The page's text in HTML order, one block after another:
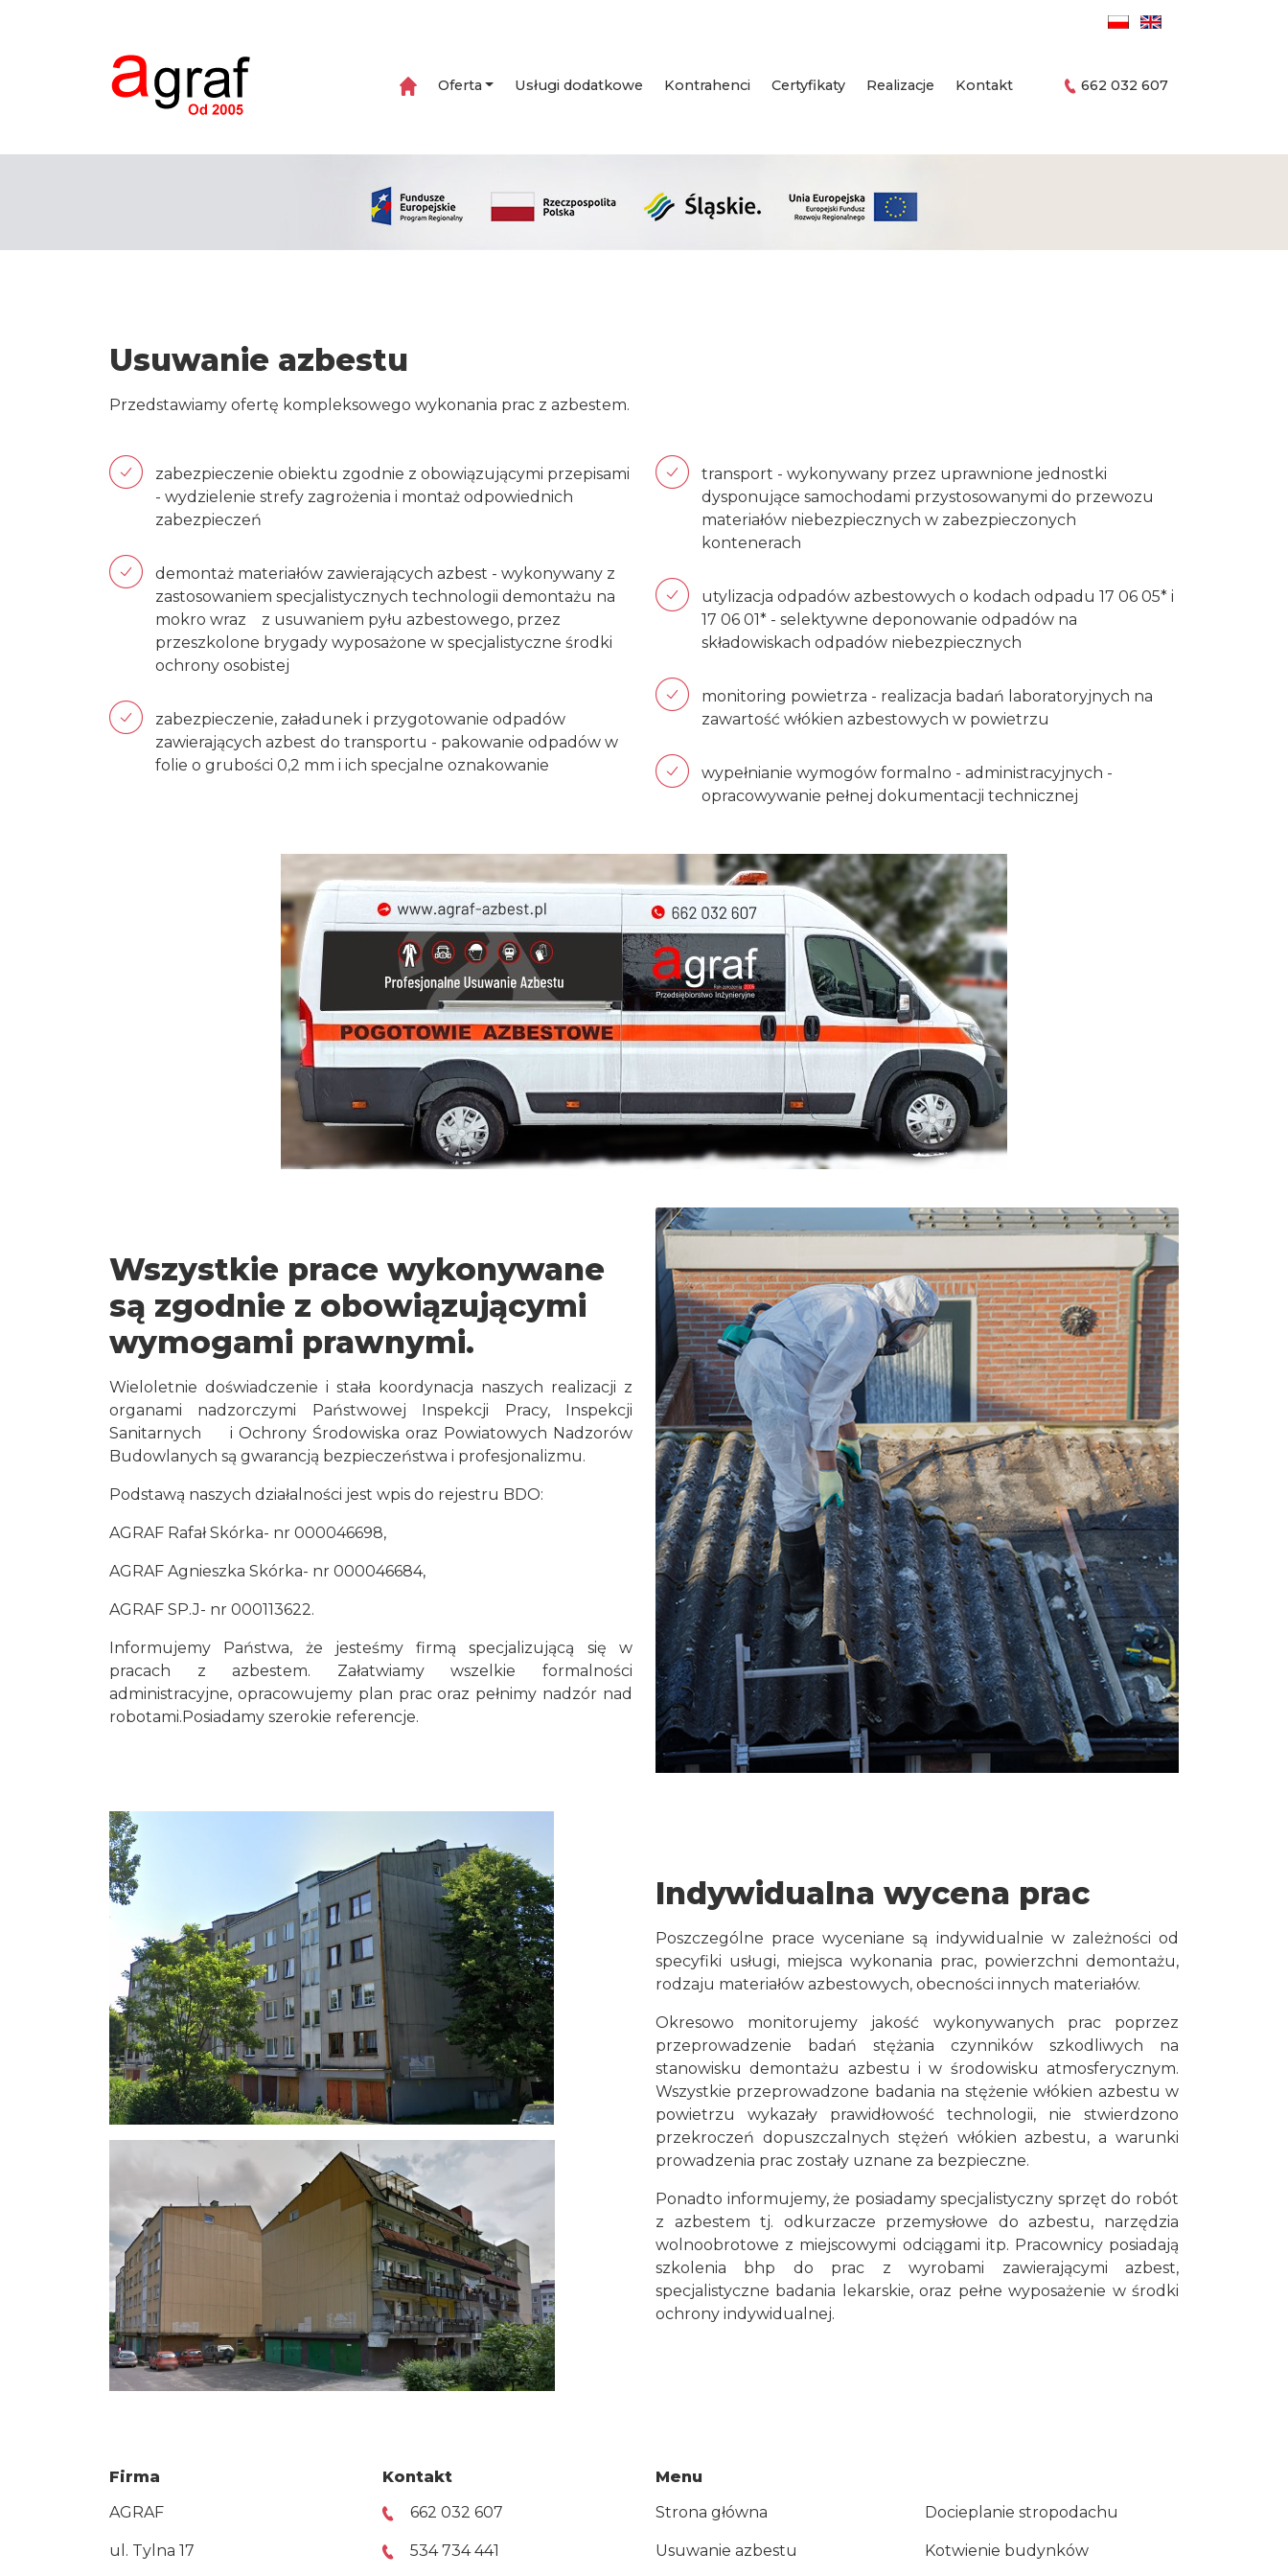
Oferta Usługi dodatkowe Kontrahenci Certyfikaty Realizacje Kontakt 662 032 607
Usuwanie azbestu
Przedstawiamy ofertę kompleksowego wykonania prac z azbestem.
zabezpieczenie obiektu zgodnie z obowiązującymi przepisami
- wydzielenie strefy zagrożenia i montaż odpowiednich
zabezpieczeń
demontaż materiałów zawierających azbest - wykonywany z
zastosowaniem specjalistycznych technologii demontażu na
mokro wraz z usuwaniem pyłu azbestowego, przez
przeszkolone brygady wyposażone w specjalistyczne środki
ochrony osobistej
zabezpieczenie, załadunek i przygotowanie odpadów
zawierających azbest do transportu - pakowanie odpadów w
folie o grubości 0,2 mm i ich specjalne oznakowanie
transport - wykonywany przez uprawnione jednostki
dysponujące samochodami przystosowanymi do przewozu
materiałów niebezpiecznych w zabezpieczonych
kontenerach
utylizacja odpadów azbestowych o kodach odpadu 17 06 05* i
17 06 01* - selektywne deponowanie odpadów na
składowiskach odpadów niebezpiecznych
monitoring powietrza - realizacja badań laboratoryjnych na
zawartość włókien azbestowych w powietrzu
wypełnianie wymogów formalno - administracyjnych -
opracowywanie pełnej dokumentacji technicznej
Wszystkie prace wykonywane
są zgodnie z obowiązującymi
wymogami prawnymi.
Wieloletnie doświadczenie i stała koordynacja naszych realizacji z
organami nadzorczymi Państwowej Inspekcji Pracy, Inspekcji
Sanitarnych i Ochrony Środowiska oraz Powiatowych Nadzorów
Budowlanych są gwarancją bezpieczeństwa i profesjonalizmu.
Podstawą naszych działalności jest wpis do rejestru BDO:
AGRAF Rafał Skórka- nr 000046698,
AGRAF Agnieszka Skórka- nr 000046684,
AGRAF SP.J- nr 000113622.
Informujemy Państwa, że jesteśmy firmą specjalizującą się w
pracach z azbestem. Załatwiamy wszelkie formalności
administracyjne, opracowujemy plan prac oraz pełnimy nadzór nad
robotami.Posiadamy szerokie referencje.
Indywidualna wycena prac
Poszczególne prace wyceniane są indywidualnie w zależności od
specyfiki usługi, miejsca wykonania prac, powierzchni demontażu,
rodzaju materiałów azbestowych, obecności innych materiałów.
Okresowo monitorujemy jakość wykonywanych prac poprzez
przeprowadzenie badań stężania czynników szkodliwych na
stanowisku demontażu azbestu i w środowisku atmosferycznym.
Wszystkie przeprowadzone badania na stężenie włókien azbestu w
powietrzu wykazały prawidłowość technologii, nie stwierdzono
przekroczeń dopuszczalnych stężeń włókien azbestu, a warunki
prowadzenia prac zostały uznane za bezpieczne.
Ponadto informujemy, że posiadamy specjalistyczny sprzęt do robót
z azbestem tj. odkurzacze przemysłowe do azbestu, narzędzia
wolnoobrotowe z miejscowymi odciągami itp. Pracownicy posiadają
szkolenia bhp do prac z wyrobami zawierającymi azbest,
specjalistyczne badania lekarskie, oraz pełne wyposażenie w środki
ochrony indywidualnej.
Firma
AGRAF
ul. Tylna 17
Kontakt
662 032 607
534 734 441
Menu
Strona główna
Usuwanie azbestu
Docieplanie stropodachu
Kotwienie budynków